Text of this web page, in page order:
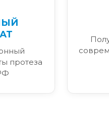
протеза